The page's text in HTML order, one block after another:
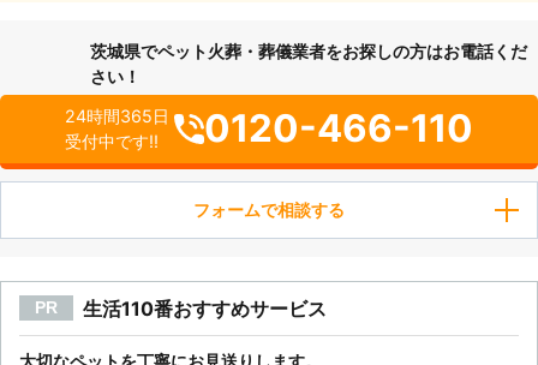
茨城県でペット火葬・葬儀業者をお探しの方はお電話くだ
さい！
24時間365日
受付中です!!
0120-466-110
フォームで相談する
PR 生活110番おすすめサービス
大切なペットを丁寧にお見送りします。